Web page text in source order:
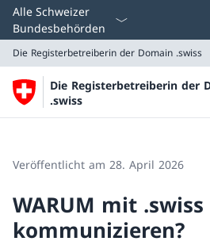
Alle Schweizer
Bundesbehörden
Die Registerbetreiberin der Domain .swiss
Die Registerbetreiberin der
.swiss
Veröffentlicht am 28. April 2026
WARUM mit .swiss
kommunizieren?